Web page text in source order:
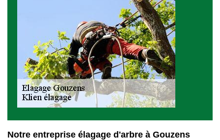
Notre entreprise élagage d'arbre à Gouzens